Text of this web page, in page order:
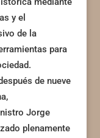
y el
de la
para
de nueve
Jorge
plenamente